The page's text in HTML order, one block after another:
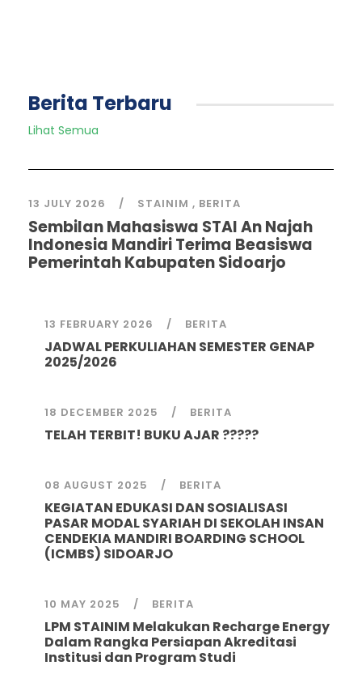
Berita Terbaru
Lihat Semua
13 JULY 2026 STAINIM , BERITA
Sembilan Mahasiswa STAI An Najah
Indonesia Mandiri Terima Beasiswa
Pemerintah Kabupaten Sidoarjo
13 FEBRUARY 2026 BERITA
JADWAL PERKULIAHAN SEMESTER GENAP
2025/2026
18 DECEMBER 2025 BERITA
TELAH TERBIT! BUKU AJAR ?????
08 AUGUST 2025 BERITA
KEGIATAN EDUKASI DAN SOSIALISASI
PASAR MODAL SYARIAH DI SEKOLAH INSAN
CENDEKIA MANDIRI BOARDING SCHOOL
(ICMBS) SIDOARJO
10 MAY 2025 BERITA
LPM STAINIM Melakukan Recharge Energy
Dalam Rangka Persiapan Akreditasi
Institusi dan Program Studi